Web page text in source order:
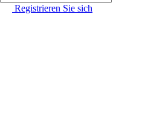
Registrieren Sie sich